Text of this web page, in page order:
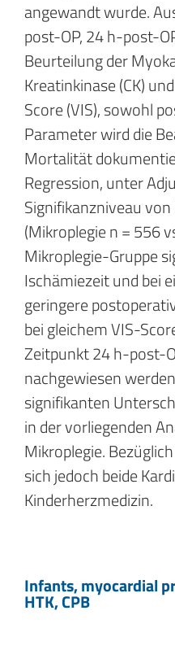
angewandt wurde.
post-OP, 24 h-post-
Beurteilung der
Kreatinkinase (CK)
Score (VIS), sowohl
Parameter wird die
Mortalität
Regression, unter
Signifikanzniveau von
(Mikroplegie n = 556
Mikroplegie-Gruppe
Ischämiezeit und bei
geringere
bei gleichem VIS-
Zeitpunkt 24 h-post-
nachgewiesen
signifikanten
in der vorliegenden
Mikroplegie.
sich jedoch beide
Kinderherzmedizin.
Infants, myocardial
HTK, CPB